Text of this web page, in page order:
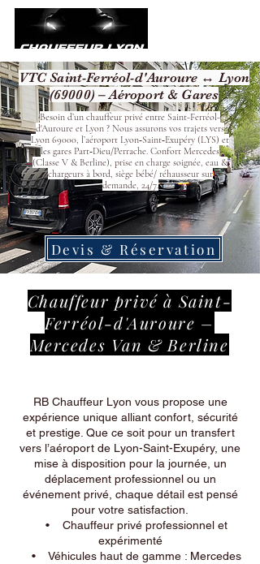
VTC Saint-Ferréol-d'Auroure ↔ Lyon
(69000) – Aéroport & Gares
Besoin d’un chauffeur privé entre Saint-Ferréol-
d'Auroure et Lyon ? Nous assurons vos trajets vers
Lyon 69000, l’aéroport Lyon‑Saint‑Exupéry (LYS) et
les gares Part‑Dieu/Perrache. Confort Mercedes
(Classe V & Berline), prise en charge soignée, eau &
chargeurs à bord, siège bébé/ réhausseur sur
demande, 24/7.
Devis & Réservation
Chauffeur privé à Saint-
Ferréol-d'Auroure –
Mercedes Van & Berline
RB Chauffeur Lyon vous propose une
expérience unique alliant confort, sécurité
et prestige. Que ce soit pour un transfert
vers l’aéroport de Lyon-Saint-Exupéry, une
mise à disposition pour la journée, un
déplacement professionnel ou un
événement privé, chaque détail est pensé
pour votre satisfaction.
• Chauffeur privé professionnel et
expérimenté
• Véhicules haut de gamme : Mercedes